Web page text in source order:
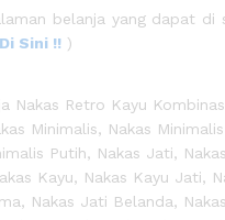
belanja yang dapat di
Di Sini !! )